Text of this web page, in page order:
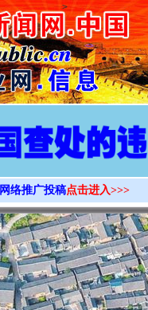
>
网络推广投稿点击进入>>>